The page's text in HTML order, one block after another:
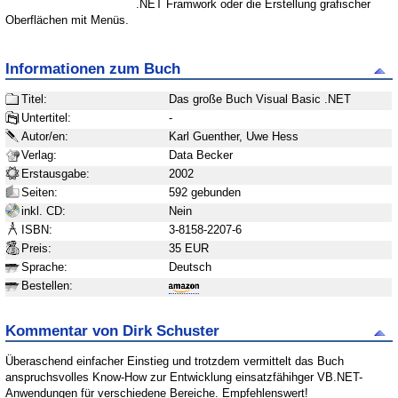
.NET Framwork oder die Erstellung grafischer
Oberflächen mit Menüs.
Informationen zum Buch
Titel:
Das große Buch Visual Basic .NET
Untertitel:
-
Autor/en:
Karl Guenther, Uwe Hess
Verlag:
Data Becker
Erstausgabe:
2002
Seiten:
592 gebunden
inkl. CD:
Nein
ISBN:
3-8158-2207-6
Preis:
35 EUR
Sprache:
Deutsch
Bestellen:
Kommentar von Dirk Schuster
Überaschend einfacher Einstieg und trotzdem vermittelt das Buch
anspruchsvolles Know-How zur Entwicklung einsatzfähihger VB.NET-
Anwendungen für verschiedene Bereiche. Empfehlenswert!